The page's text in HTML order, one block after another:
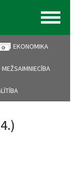
EKONOMIKA
MEŽSAIMNIECĪBA